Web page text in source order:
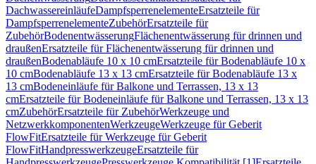
DachwassereinläufeDampfsperrenelementeErsatzteile für
DampfsperrenelementeZubehörErsatzteile für
ZubehörBodenentwässerungFlächenentwässerung für drinnen und
draußenErsatzteile für Flächenentwässerung für drinnen und
draußenBodenabläufe 10 x 10 cmErsatzteile für Bodenabläufe 10 x
10 cmBodenabläufe 13 x 13 cmErsatzteile für Bodenabläufe 13 x
13 cmBodeneinläufe für Balkone und Terrassen, 13 x 13
cmErsatzteile für Bodeneinläufe für Balkone und Terrassen, 13 x 13
cmZubehörErsatzteile für ZubehörWerkzeuge und
NetzwerkkomponentenWerkzeugeWerkzeuge für Geberit
FlowFitErsatzteile für Werkzeuge für Geberit
FlowFitHandpresswerkzeugeErsatzteile für